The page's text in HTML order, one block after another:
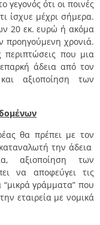
γεγονός ότι οι ποινές
ίσχυε μέχρι σήμερα.
20 εκ. ευρώ ή ακόμα
προηγούμενη χρονιά.
περιπτώσεις που μια
άδεια από τον
αξιοποίηση των
θα πρέπει με τον
την άδεια
αξιοποίηση των
να αποφεύγει τις
“μικρά γράμματα” που
εταιρεία με νομικά